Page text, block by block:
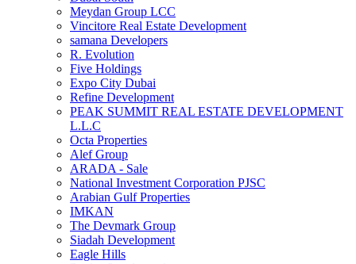
Meydan Group LCC
Vincitore Real Estate Development
samana Developers
R. Evolution
Five Holdings
Expo City Dubai
Refine Development
PEAK SUMMIT REAL ESTATE DEVELOPMENT
L.L.C
Octa Properties
Alef Group
ARADA - Sale
National Investment Corporation PJSC
Arabian Gulf Properties
IMKAN
The Devmark Group
Siadah Development
Eagle Hills